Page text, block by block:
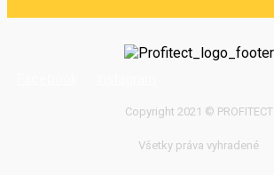
Copyright 2021 © PROFITECT
Všetky práva vyhradené